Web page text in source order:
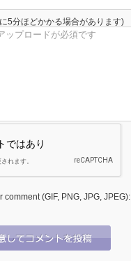
5分ほどかかる場合があります)
(GIF, PNG, JPG, JPEG):